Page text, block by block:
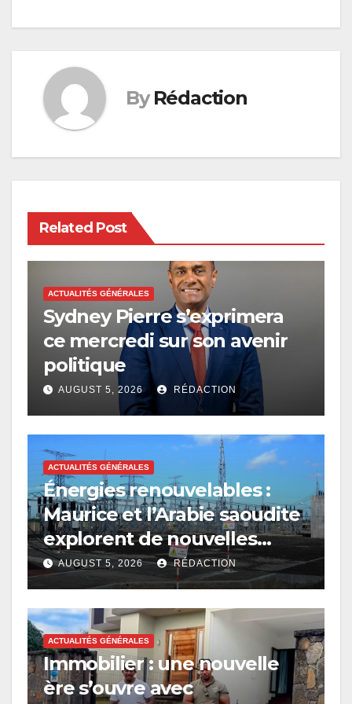
By Rédaction
Related Post
ACTUALITÉS GÉNÉRALES
Sydney Pierre s’exprimera
ce mercredi sur son avenir
politique
AUGUST 5, 2026 RÉDACTION
ACTUALITÉS GÉNÉRALES
Énergies renouvelables :
Maurice et l’Arabie saoudite
explorent de nouvelles
avenues
AUGUST 5, 2026 RÉDACTION
ACTUALITÉS GÉNÉRALES
Immobilier : une nouvelle
ère s’ouvre avec